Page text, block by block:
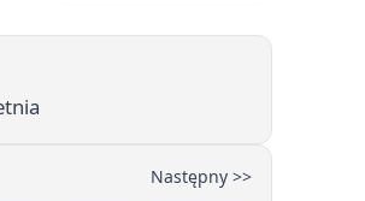
Następny >>